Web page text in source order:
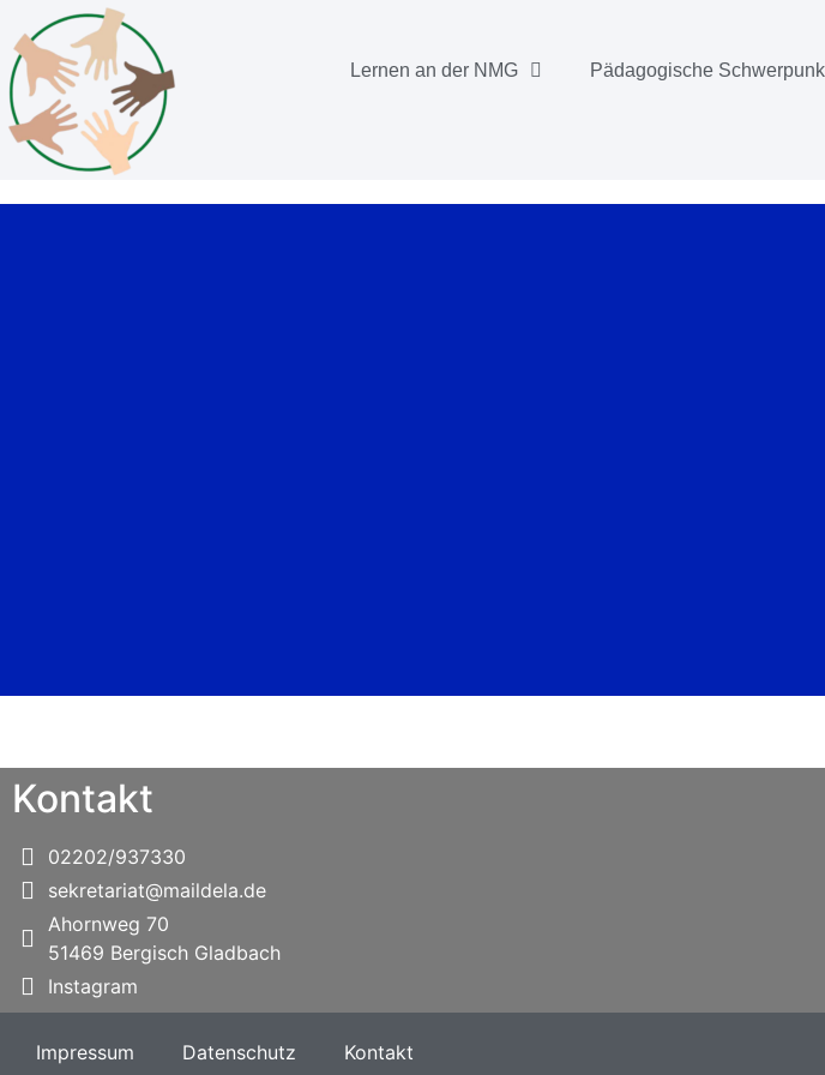
Lernen an der NMG Pädagogische
Kontakt
02202/937330
sekretariat@maildela.de
Ahornweg 70
51469 Bergisch Gladbach
Instagram
Impressum Datenschutz Kontakt